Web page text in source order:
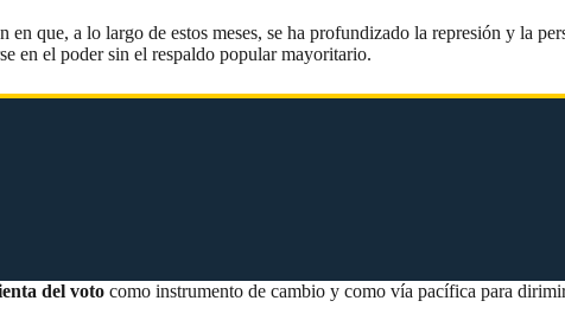
en que, a lo largo de estos meses, se ha profundizado la represión y la
en el poder sin el respaldo popular mayoritario.
del voto como instrumento de cambio y como vía pacífica para